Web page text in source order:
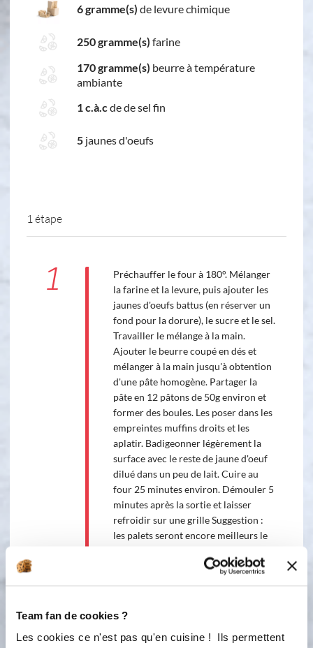
Team fan de cookies ?
Les cookies ce n'est pas qu'en cuisine ! Ils permettent
6 gramme(s) de levure chimique
250 gramme(s) farine
170 gramme(s) beurre à température
ambiante
1 c.à.cde de sel fin
5 jaunes d'oeufs
1 étape
1
Préchauffer le four à 180°. Mélanger
la farine et la levure, puis ajouter les
jaunes d'oeufs battus (en réserver un
fond pour la dorure), le sucre et le sel.
Travailler le mélange à la main.
Ajouter le beurre coupé en dés et
mélanger à la main jusqu'à obtention
d'une pâte homogène. Partager la
pâte en 12 pâtons de 50g environ et
former des boules. Les poser dans les
empreintes muffins droits et les
aplatir. Badigeonner légèrement la
surface avec le reste de jaune d'oeuf
dilué dans un peu de lait. Cuire au
four 25 minutes environ. Démouler 5
minutes après la sortie et laisser
refroidir sur une grille Suggestion :
les palets seront encore meilleurs le
parfaitement dans une boîte en métal.
Bon appétit !